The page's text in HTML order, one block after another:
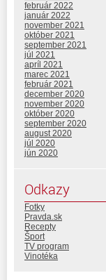
február 2022
január 2022
november 2021
október 2021
september 2021
júl 2021
apríl 2021
marec 2021
február 2021
december 2020
november 2020
október 2020
september 2020
august 2020
júl 2020
jún 2020
Odkazy
Fotky
Pravda.sk
Recepty
Šport
TV program
Vinotéka